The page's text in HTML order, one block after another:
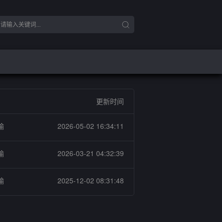
更新时间
2026-05-02 16:34:11
2026-03-21 04:32:39
2025-12-02 08:31:48